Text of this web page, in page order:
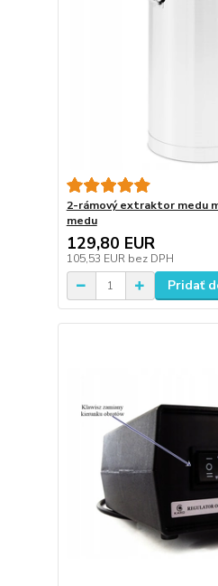
2-rámový extraktor medu
medu
129,80 EUR
105,53 EUR bez DPH
Pridať